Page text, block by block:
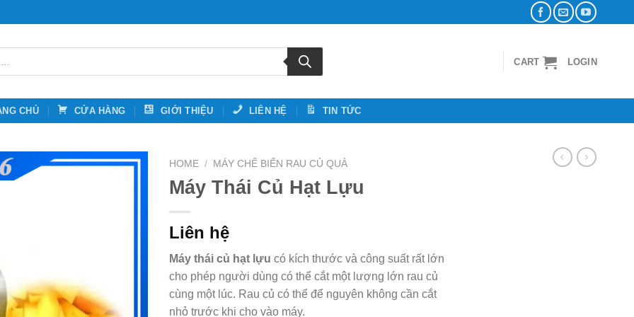
CART LOGIN
CHỦ CỬA HÀNG GIỚI THIỆU LIÊN HỆ TIN TỨC
HOME / MÁY CHẾ BIẾN RAU CỦ QUẢ
Máy Thái Củ Hạt Lựu
Liên hệ
Máy thái củ hạt lựu có kích thước và công suất rất lớn
cho phép người dùng có thể cắt một lượng lớn rau củ
cùng một lúc. Rau củ có thể để nguyên không cần cắt
nhỏ trước khi cho vào máy.